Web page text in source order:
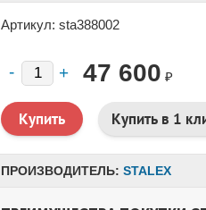
Артикул: sta388002
47 600 ₽
Купить в 1
ПРОИЗВОДИТЕЛЬ: STALEX